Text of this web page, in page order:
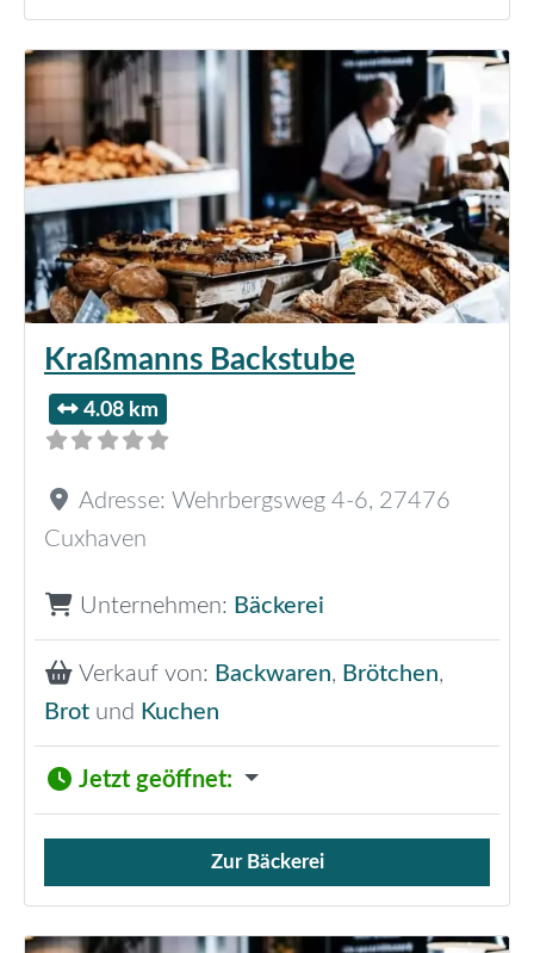
Kraßmanns Backstube
4.08 km
Adresse: Wehrbergsweg 4-6, 27476
Cuxhaven
Unternehmen: Bäckerei
Verkauf von: Backwaren, Brötchen,
Brot und Kuchen
Jetzt geöffnet:
Verkauf von Brötchen,
Zur Bäckerei